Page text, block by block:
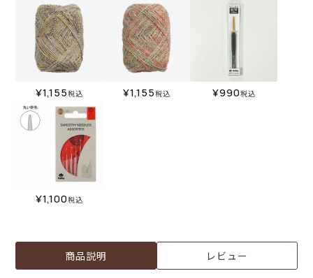
¥1,155税込 ¥1,155税込 ¥990税込
¥1,100税込
商品説明 レビュー